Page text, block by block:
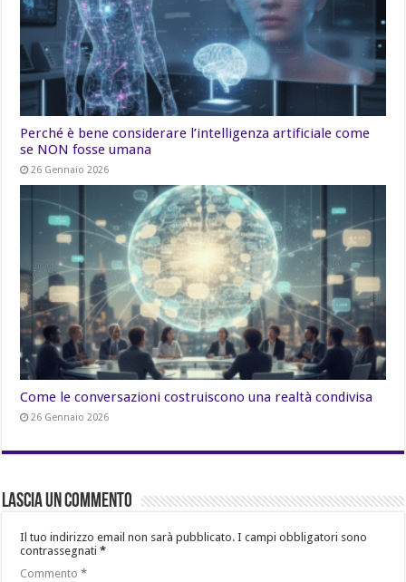
Perché è bene considerare l’intelligenza artificiale come
se NON fosse umana
26 Gennaio 2026
Come le conversazioni costruiscono una realtà condivisa
26 Gennaio 2026
Lascia un commento
Il tuo indirizzo email non sarà pubblicato. I campi obbligatori sono
contrassegnati*
Commento*